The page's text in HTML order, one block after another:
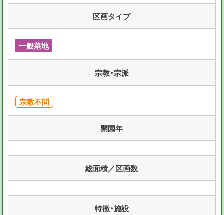
区画タイプ
一般墓地
宗教・宗派
宗教不問
開園年
総面積／区画数
特徴・施設